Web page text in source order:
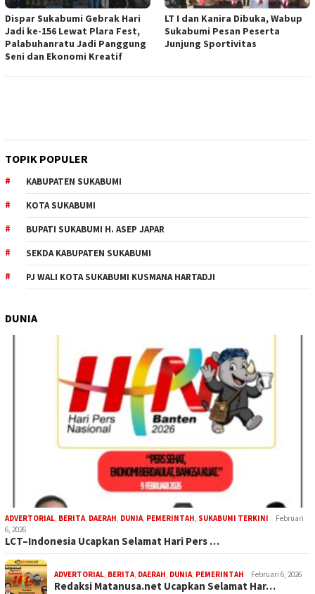
Dispar Sukabumi Gebrak Hari
Jadi ke-156 Lewat Plara Fest,
Palabuhanratu Jadi Panggung
Seni dan Ekonomi Kreatif
LT I dan Kanira Dibuka, Wabup
Sukabumi Pesan Peserta
Junjung Sportivitas
TOPIK POPULER
KABUPATEN SUKABUMI
KOTA SUKABUMI
BUPATI SUKABUMI H. ASEP JAPAR
SEKDA KABUPATEN SUKABUMI
PJ WALI KOTA SUKABUMI KUSMANA HARTADJI
DUNIA
ADVERTORIAL, BERITA, DAERAH, DUNIA, PEMERINTAH, SUKABUMI TERKINI
Februari
6, 2026
LCT–Indonesia Ucapkan Selamat Hari Pers …
ADVERTORIAL, BERITA, DAERAH, DUNIA, PEMERINTAH Februari 6, 2026
Redaksi Matanusa.net Ucapkan Selamat Har…